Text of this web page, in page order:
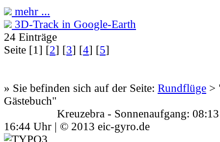
mehr ...
3D-Track in Google-Earth
24 Einträge
Seite [1] [2] [3] [4] [5]
» Sie befinden sich auf der Seite: Rundflüge >
Gästebuch"
Kreuzebra - Sonnenaufgang: 08:13
16:44 Uhr | © 2013 eic-gyro.de